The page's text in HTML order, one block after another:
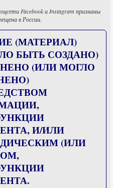
Facebook и Instagram признаны
в России.
(МАТЕРИАЛ)
БЫТЬ СОЗДАНО)
(ИЛИ МОГЛО
И/ИЛИ
(ИЛИ